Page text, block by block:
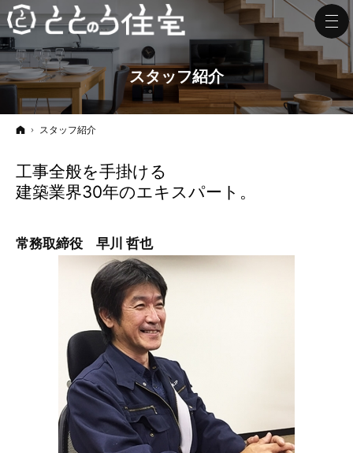
スタッフ紹介
ホーム
スタッフ紹介
工事全般を手掛ける
建築業界30年のエキスパート。
常務取締役 早川 哲也